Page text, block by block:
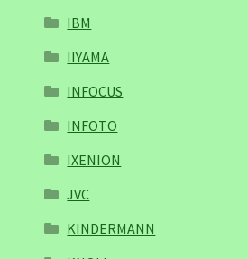
IBM
IIYAMA
INFOCUS
INFOTO
IXENION
JVC
KINDERMANN